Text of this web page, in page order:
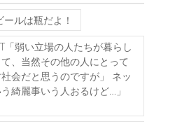
ルは瓶だよ！
「弱い立場の人たちが暮らし
、当然その他の人にとって
会だと思うのですが」 ネッ
綺麗事いう人おるけど…」